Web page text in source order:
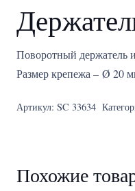
Поворотный держатель
Размер крепежа – Ø 20
Артикул: SC 33634
Похожие